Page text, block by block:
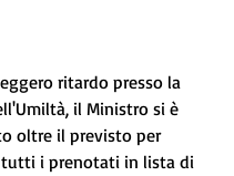
ritardo presso la
il Ministro si è
oltre il previsto per
tutti i prenotati in lista di